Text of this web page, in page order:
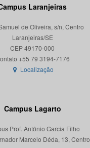
Laranjeiras
de Oliveira, s/n, Centro
Laranjeiras/SE
CEP 49170-000
Localização
Campus Lagarto
Prof. Antônio Garcia Filho
Marcelo Déda, 13, Centro